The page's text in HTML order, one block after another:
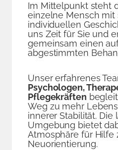
Im Mittelpunkt steht
einzelne Mensch mit
individuellen
uns Zeit für Sie und
gemeinsam einen
abgestimmten
Unser erfahrenes
Psychologen,
Pflegekräften
Weg zu mehr
innerer Stabilität. Die
Umgebung bietet
Atmosphäre für Hilfe
Neuorientierung.